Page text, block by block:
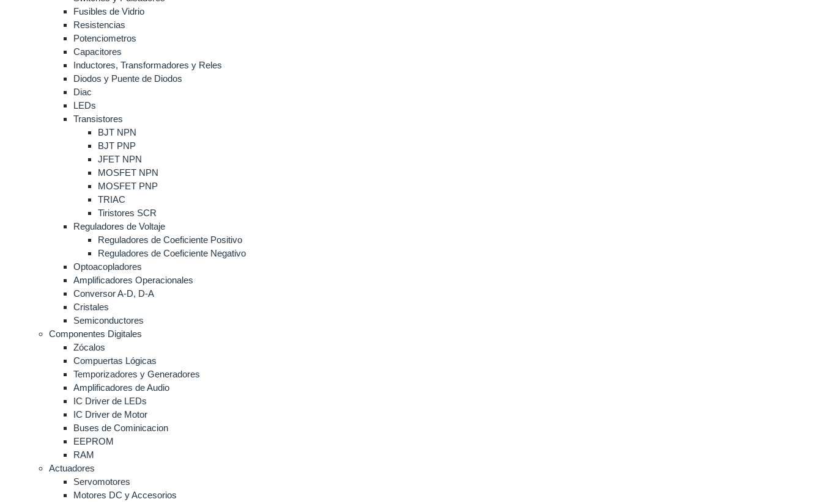
Fusibles de Vidrio
Resistencias
Potenciometros
Capacitores
Inductores, Transformadores y Reles
Diodos y Puente de Diodos
Diac
LEDs
Transistores
BJT NPN
BJT PNP
JFET NPN
MOSFET NPN
MOSFET PNP
TRIAC
Tiristores SCR
Reguladores de Voltaje
Reguladores de Coeficiente Positivo
Reguladores de Coeficiente Negativo
Optoacopladores
Amplificadores Operacionales
Conversor A-D, D-A
Cristales
Semiconductores
Componentes Digitales
Zócalos
Compuertas Lógicas
Temporizadores y Generadores
Amplificadores de Audio
IC Driver de LEDs
IC Driver de Motor
Buses de Cominicacion
EEPROM
RAM
Actuadores
Servomotores
Motores DC y Accesorios